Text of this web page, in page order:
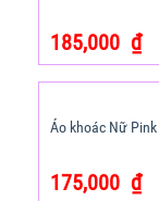
185,000 ₫
Áo khoác Nữ
175,000 ₫